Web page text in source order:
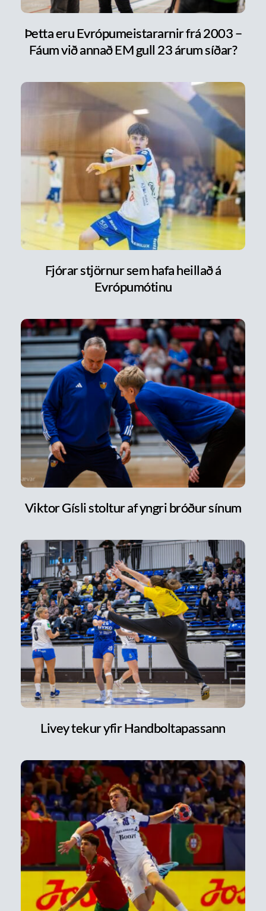
Þetta eru Evrópumeistararnir frá 2003 –
Fáum við annað EM gull 23 árum síðar?
Fjórar stjörnur sem hafa heillað á
Evrópumótinu
Viktor Gísli stoltur af yngri bróður sínum
Livey tekur yfir Handboltapassann